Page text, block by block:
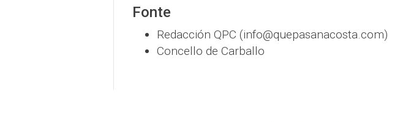
Fonte
Redacción QPC (info@quepasanacosta.com)
Concello de Carballo